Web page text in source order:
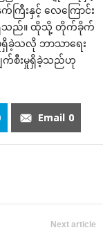
ြီးနှင့် လေကြောင်း
သည်။ ထိုသို့ တိုက်ခိုက်
ရှိခဲ့သလို ဘာသာရေး
ျက်စီးမှုရှိခဲ့သည်ဟု
Email 0
Next article